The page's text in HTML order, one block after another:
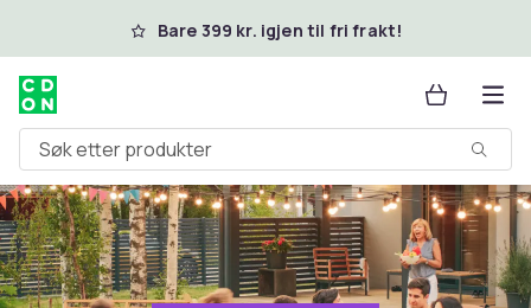
Hopp til hovedinnholdBare 399 kr. igjen til fri frakt!
Søk etter produkter